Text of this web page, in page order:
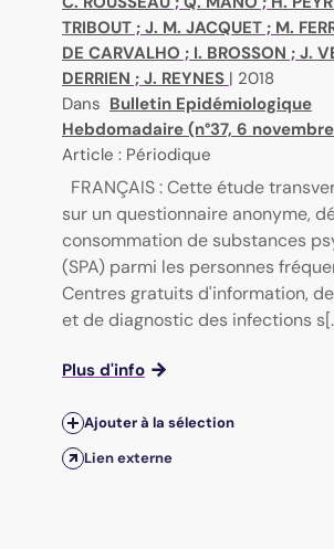
TRIBOUT ; J. M. JACQUET ; M.
DE CARVALHO ; I. BROSSON ; J.
DERRIEN ; J. REYNES | 2018
Dans Bulletin Epidémiologique
Hebdomadaire (n°37, 6
Article : Périodique
FRANÇAIS : Cette étude
sur un questionnaire anonyme,
consommation de substances
(SPA) parmi les personnes
Centres gratuits d'information,
et de diagnostic des infections
Plus d'info
Ajouter à la sélection
Lien externe